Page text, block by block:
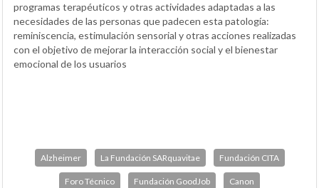
programas terapéuticos y otras actividades adaptadas a las
necesidades de las personas que padecen esta patología:
reminiscencia, estimulación sensorial y otras acciones realizadas
con el objetivo de mejorar la interacción social y el bienestar
emocional de los usuarios
Alzheimer La Fundación SARquavitae Fundación CITA
Foro Técnico Fundación GoodJob Canon